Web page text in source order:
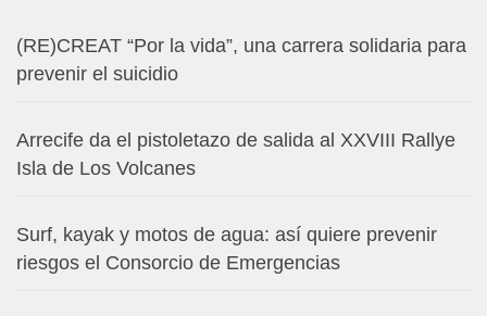
(RE)CREAT “Por la vida”, una carrera solidaria para
prevenir el suicidio
Arrecife da el pistoletazo de salida al XXVIII Rallye
Isla de Los Volcanes
Surf, kayak y motos de agua: así quiere prevenir
riesgos el Consorcio de Emergencias